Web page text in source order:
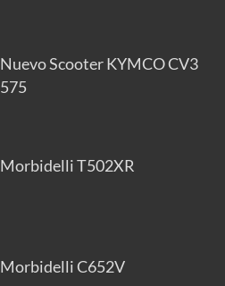
Nuevo Scooter KYMCO CV3
575
Morbidelli T502XR
Morbidelli C652V